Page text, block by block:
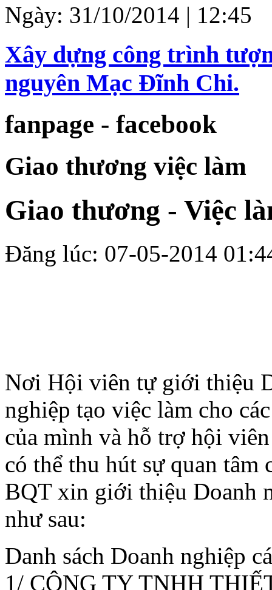
Ngày: 31/10/2014 | 12:45
Xây dựng công trình
nguyên Mạc Đĩnh Chi.
fanpage - facebook
Giao thương việc làm
Giao thương - Việc
Đăng lúc: 07-05-2014
Nơi Hội viên tự giới thiệu
nghiệp tạo việc làm cho
của mình và hỗ trợ hội
có thể thu hút sự quan tâm
BQT xin giới thiệu Doanh
như sau:
Danh sách Doanh nghiệp
1/ CÔNG TY TNHH